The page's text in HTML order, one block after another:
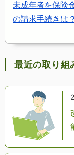
未成年者を保険
の請求手続きは？
最近の取り組